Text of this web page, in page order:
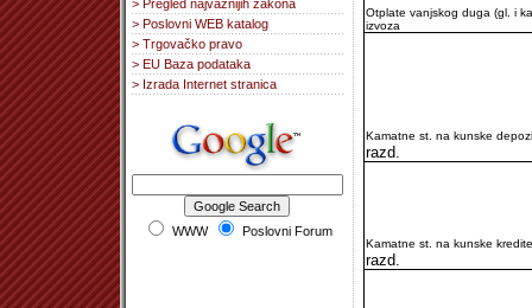
> Pregled najvažnijih zakona
> Poslovni WEB katalog
> Trgovačko pravo
> EU Baza podataka
> Izrada Internet stranica
WWW Poslovni Forum
Otplate vanjskog duga (gl. i
izvoza
Kamatne st. na kunske
razd.
Kamatne st. na kunske kredite
razd.